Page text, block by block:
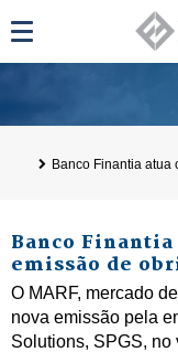
Banco Finantia atua
Banco
emissão de
O MARF, mercado
nova emissão pela
Solutions, SPGS, no